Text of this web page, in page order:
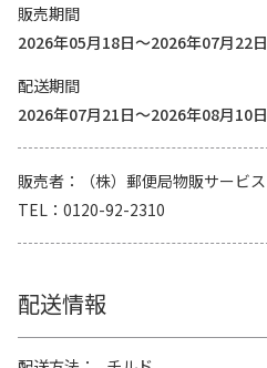
販売期間
2026年05月18日～2026年07月22日
配送期間
2026年07月21日～2026年08月10日
販売者
（株）郵便局物販サービス
TEL
0120-92-2310
配送情報